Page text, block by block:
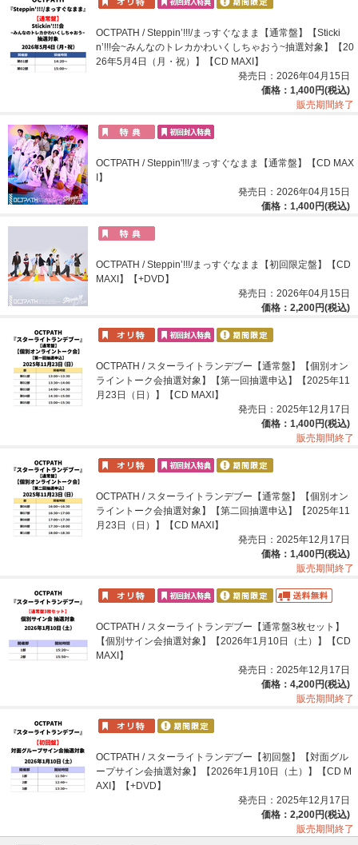
OCTPATH / Steppin’!!!/まっすぐなまま【通常盤】【Sticki
n’!!!会~みんなのトレカかわいくしちゃおう~抽選対象】【20
26年5月4日（月・祝）】【CD MAXI】
発売日：2026年04月15日
価格：1,400円(税込)
販売期間終了
OCTPATH / Steppin'!!!/まっすぐなまま【通常盤】【CD MAX
I】
発売日：2026年04月15日
価格：1,400円(税込)
OCTPATH / Steppin’!!!/まっすぐなまま【初回限定盤】【CD
MAXI】【+DVD】
発売日：2026年04月15日
価格：2,200円(税込)
OCTPATH / スターライトランデブー【通常盤】【個別オン
ライントーク会抽選対象】【第一回抽選申込】【2025年11
月23日（日）】【CD MAXI】
発売日：2025年12月17日
価格：1,400円(税込)
販売期間終了
OCTPATH / スターライトランデブー【通常盤】【個別オン
ライントーク会抽選対象】【第二回抽選申込】【2025年11
月23日（日）】【CD MAXI】
発売日：2025年12月17日
価格：1,400円(税込)
販売期間終了
OCTPATH / スターライトランデブー【通常盤3枚セット】
【個別サイン会抽選対象】【2026年1月10日（土）】【CD
MAXI】
発売日：2025年12月17日
価格：4,200円(税込)
販売期間終了
OCTPATH / スターライトランデブー【初回盤】【対面グル
ープサイン会抽選対象】【2026年1月10日（土）】【CD M
AXI】【+DVD】
発売日：2025年12月17日
価格：2,200円(税込)
販売期間終了